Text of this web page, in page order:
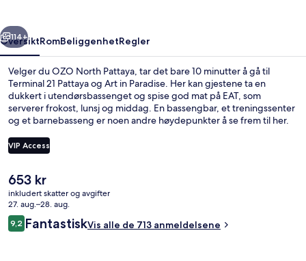
Neste
114+
OversiktRomBeliggenhetRegler
Velger du OZO North Pattaya, tar det bare 10 minutter å gå til
Terminal 21 Pattaya og Art in Paradise. Her kan gjestene ta en
dukkert i utendørsbassenget og spise god mat på EAT, som
serverer frokost, lunsj og middag. En bassengbar, et treningssenter
og et barnebasseng er noen andre høydepunkter å se frem til her.
VIP Access
Den
nåværende
prisen
er
653 kr
653 kr
inkludert skatter og avgifter
27. aug.–28. aug.
Anmeldelser
9,29,2 av 10 –
FantastiskVis alle de 713 anmeldelsene